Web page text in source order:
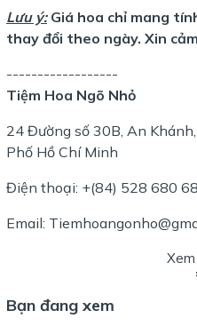
Lưu ý:Giá hoa chỉ mang
thay đổi theo ngày. Xin
------------------
Tiệm Hoa Ngõ Nhỏ
24 Đường số 30B, An
Phố Hồ Chí Minh
Điện thoại: +(84) 528 680
Email:
Bạn đang xem